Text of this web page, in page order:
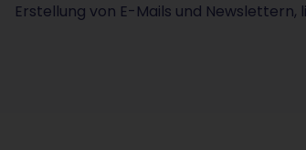
Erstellung von E-Mails und